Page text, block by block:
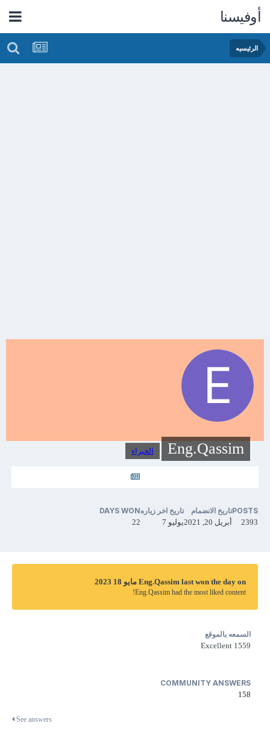
أوفيسنا
الرئيسيه
Eng.Qassim الخبراء
POSTS
2393
تاريخ الانضمام
أبريل 20, 2021
تاريخ اخر زياره
يوليو 7
DAYS WON
22
Eng.Qassim last won the day on مايو 18 2023
Eng.Qassim had the most liked content!
السمعه بالموقع
1559
Excellent
COMMUNITY ANSWERS
158
See answers